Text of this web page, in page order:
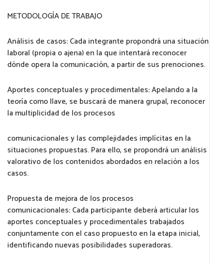
METODOLOGÍA DE TRABAJO
Análisis de casos: Cada integrante propondrá una situación
laboral (propia o ajena) en la que intentará reconocer
dónde opera la comunicación, a partir de sus prenociones.
Aportes conceptuales y procedimentales: Apelando a la
teoría como llave, se buscará de manera grupal, reconocer
la multiplicidad de los procesos
comunicacionales y las complejidades implícitas en la
situaciones propuestas. Para ello, se propondrá un análisis
valorativo de los contenidos abordados en relación a los
casos.
Propuesta de mejora de los procesos
comunicacionales: Cada participante deberá articular los
aportes conceptuales y procedimentales trabajados
conjuntamente con el caso propuesto en la etapa inicial,
identificando nuevas posibilidades superadoras.